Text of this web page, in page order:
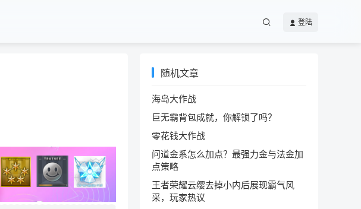
登陆
随机文章
海岛大作战
巨无霸背包成就，你解锁了吗？
零花钱大作战
问道金系怎么加点？最强力金与法金加
点策略
王者荣耀云缨去掉小内后展现霸气风
采，玩家热议